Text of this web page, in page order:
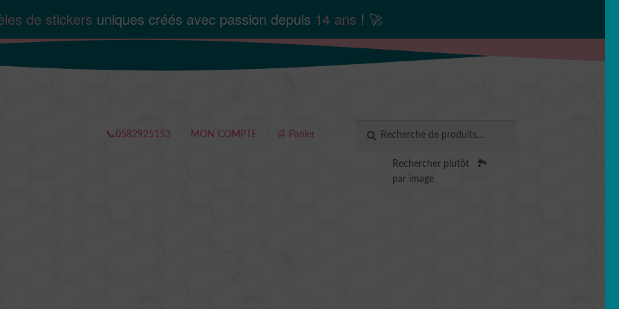
de stickers uniques créés avec passion depuis 14 ans ! 🚀
📞0582925153 MON COMPTE 🛒 Panier
pour :
RECHERCHE
Rechercher plutôt
par image
🏞️